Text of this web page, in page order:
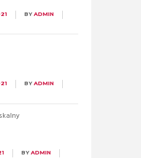
BYADMIN
BYADMIN
BYADMIN